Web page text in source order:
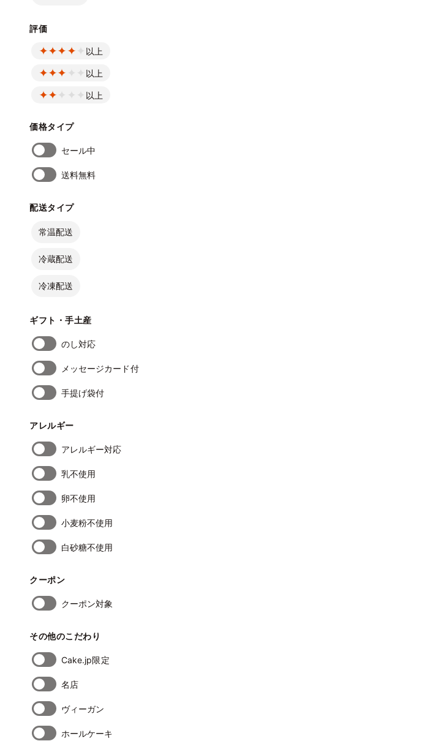
評価
以上
以上
以上
価格タイプ
セール中
送料無料
配送タイプ
常温配送
冷蔵配送
冷凍配送
ギフト・手土産
のし対応
メッセージカード付
手提げ袋付
アレルギー
アレルギー対応
乳不使用
卵不使用
小麦粉不使用
白砂糖不使用
クーポン
クーポン対象
その他のこだわり
Cake.jp限定
名店
ヴィーガン
ホールケーキ